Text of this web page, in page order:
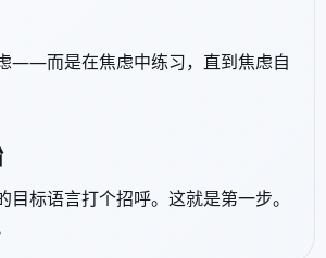
——而是在焦虑中练习，直到焦虑自
目标语言打个招呼。这就是第一步。